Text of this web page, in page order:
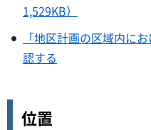
1,529KB）
「地区計画の区域内に
認する
位置